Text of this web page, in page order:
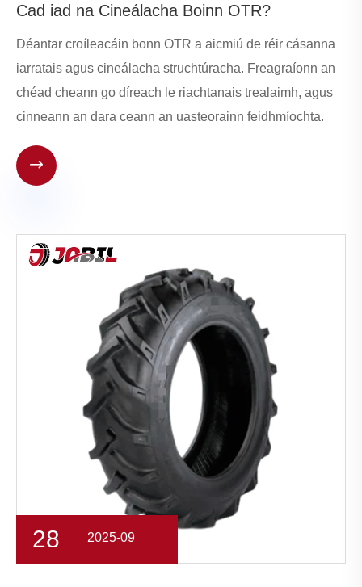
Cad iad na Cineálacha Boinn OTR?
Déantar croíleacáin bonn OTR a aicmiú de réir cásanna
iarratais agus cineálacha struchtúracha. Freagraíonn an
chéad cheann go díreach le riachtanais trealaimh, agus
cinneann an dara ceann an uasteorainn feidhmíochta.

28 2025-09